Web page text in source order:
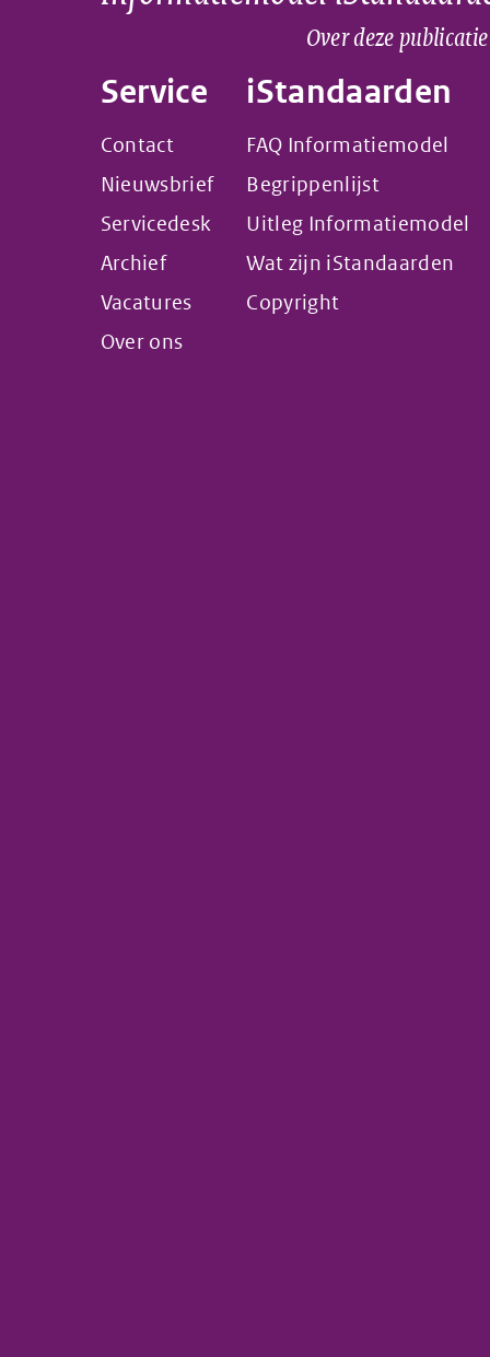
Over deze publicatie
Service
Contact
Nieuwsbrief
Servicedesk
Archief
Vacatures
Over ons
iStandaarden
FAQ Informatiemodel
Begrippenlijst
Uitleg Informatiemodel
Wat zijn iStandaarden
Copyright